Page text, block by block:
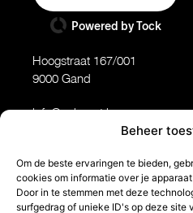
Beheer
Om de beste ervaringen te bieden,
cookies om informatie over je
Door in te stemmen met deze
surfgedrag of unieke ID's op deze site
Powered by Tock
Hoogstraat 167/001
9000 Gand
info@oakgent.be
Mar-Ven:12-13.30 / 19-22
Sam, Dim, Lun: fermé